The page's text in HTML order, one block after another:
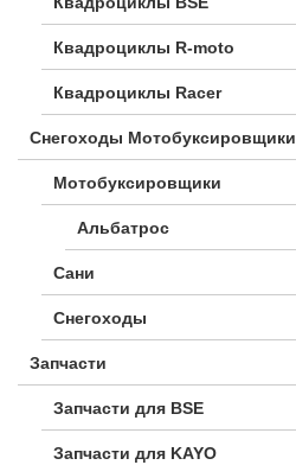
Квадроциклы R-moto
Квадроциклы Racer
Снегоходы Мотобуксировщики
Мотобуксировщики
Альбатрос
Сани
Снегоходы
Запчасти
Запчасти для BSE
Запчасти для KAYO